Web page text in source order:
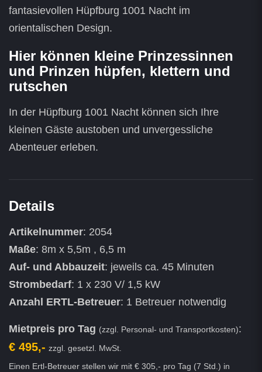
fantasievollen Hüpfburg 1001 Nacht im
orientalischen Design.
Hier können kleine Prinzessinnen
und Prinzen hüpfen, klettern und
rutschen
In der Hüpfburg 1001 Nacht können sich Ihre
kleinen Gäste austoben und unvergessliche
Abenteuer erleben.
Details
Artikelnummer: 2054
Maße: 8m x 5,5m , 6,5 m
Auf- und Abbauzeit: jeweils ca. 45 Minuten
Strombedarf: 1 x 230 V/ 1,5 kW
Anzahl ERTL-Betreuer: 1 Betreuer notwendig
Mietpreis pro Tag (zzgl. Personal- und Transportkosten):
€ 495,- zzgl. gesetzl. MwSt.
Einen Ertl-Betreuer stellen wir mit € 305,- pro Tag (7 Std.) in